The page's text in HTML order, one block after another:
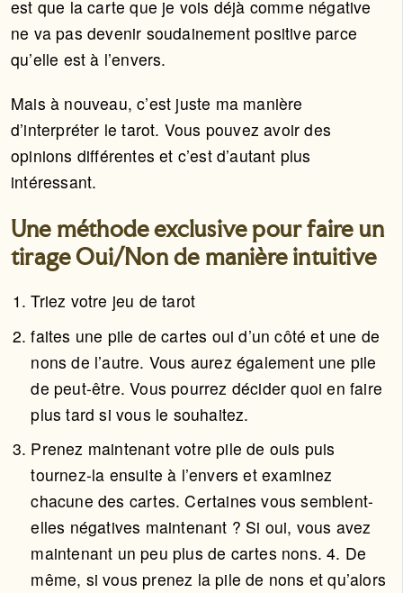
est que la carte que je vois déjà comme négative
ne va pas devenir soudainement positive parce
qu’elle est à l’envers.
Mais à nouveau, c’est juste ma manière
d’interpréter le tarot. Vous pouvez avoir des
opinions différentes et c’est d’autant plus
intéressant.
Une méthode exclusive pour faire un
tirage Oui/Non de manière intuitive
Triez votre jeu de tarot
faites une pile de cartes oui d’un côté et une de
nons de l’autre. Vous aurez également une pile
de peut-être. Vous pourrez décider quoi en faire
plus tard si vous le souhaitez.
Prenez maintenant votre pile de ouis puis
tournez-la ensuite à l’envers et examinez
chacune des cartes. Certaines vous semblent-
elles négatives maintenant ? Si oui, vous avez
maintenant un peu plus de cartes nons. 4. De
même, si vous prenez la pile de nons et qu’alors